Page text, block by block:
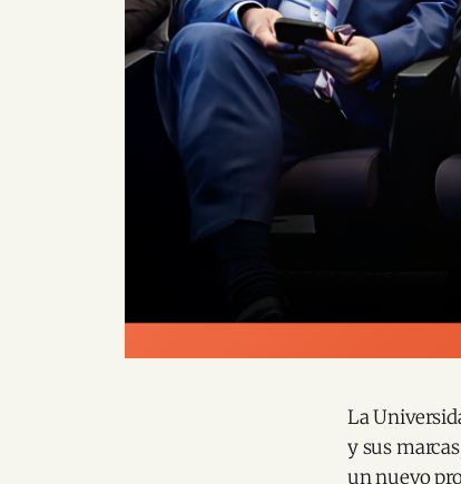
La
y sus
un nuevo